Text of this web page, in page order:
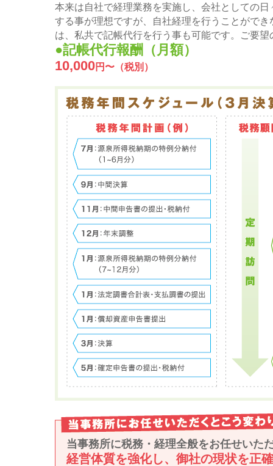
本来は自社で経理業務を実施し、会社としての
する事が理想ですが、自社経理を行うことがで
は、私共で記帳代行を行う事も可能です。ご要
●記帳代行報酬（月額）
10,000円〜（税別）
当事務所に税務・経理全般をお任せいた
経営体質を強化し、御社の現状を正